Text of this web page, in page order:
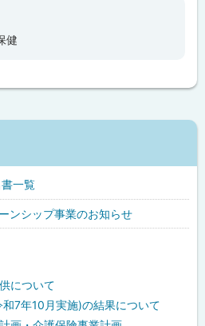
健
一覧
ンシップ事業のお知らせ
について
7年10月実施)の結果について